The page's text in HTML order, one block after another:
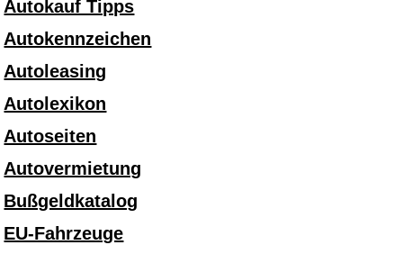
Autokauf Tipps
Autokennzeichen
Autoleasing
Autolexikon
Autoseiten
Autovermietung
Bußgeldkatalog
EU-Fahrzeuge